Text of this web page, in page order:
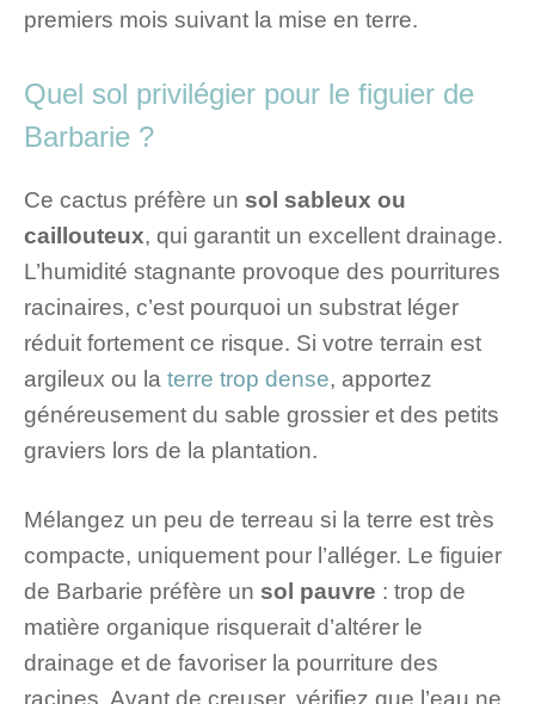
premiers mois suivant la mise en terre.
Quel sol privilégier pour le figuier de
Barbarie ?
Ce cactus préfère un sol sableux ou
caillouteux, qui garantit un excellent drainage.
L’humidité stagnante provoque des pourritures
racinaires, c’est pourquoi un substrat léger
réduit fortement ce risque. Si votre terrain est
argileux ou la terre trop dense, apportez
généreusement du sable grossier et des petits
graviers lors de la plantation.
Mélangez un peu de terreau si la terre est très
compacte, uniquement pour l’alléger. Le figuier
de Barbarie préfère un sol pauvre : trop de
matière organique risquerait d’altérer le
drainage et de favoriser la pourriture des
racines. Avant de creuser, vérifiez que l’eau ne